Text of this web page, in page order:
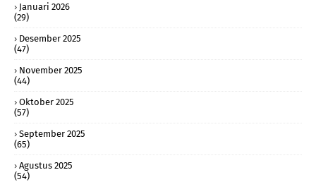
Januari 2026
(29)
Desember 2025
(47)
November 2025
(44)
Oktober 2025
(57)
September 2025
(65)
Agustus 2025
(54)